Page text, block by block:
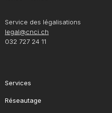
Service des légalisations
legal@cnci.ch
032 727 24 11
Services
Réseautage